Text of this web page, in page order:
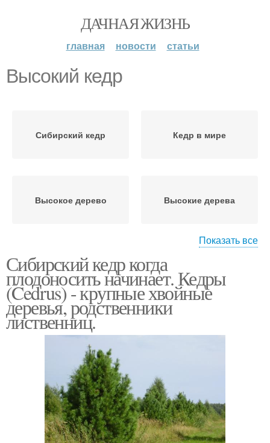
ДАЧНАЯ ЖИЗНЬ
главная новости статьи
Высокий кедр
Сибирский кедр Кедр в мире
Высокое дерево Высокие дерева
Кедр на даче
Показать все
Сибирский кедр когда
плодоносить начинает. Кедры
(Cedrus) - крупные хвойные
деревья, родственники
лиственниц.